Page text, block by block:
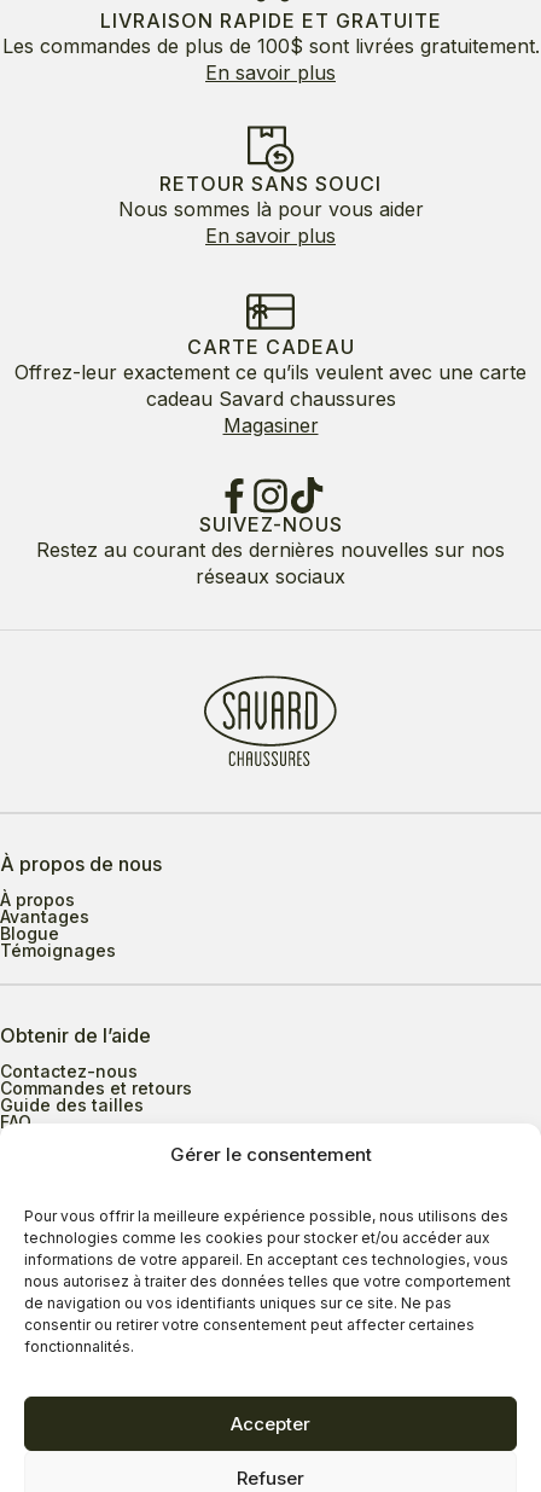
Gérer le consentement
Pour vous offrir la meilleure expérience possible, nous utilisons des
technologies comme les cookies pour stocker et/ou accéder aux
informations de votre appareil. En acceptant ces technologies, vous
nous autorisez à traiter des données telles que votre comportement
de navigation ou vos identifiants uniques sur ce site. Ne pas
consentir ou retirer votre consentement peut affecter certaines
fonctionnalités.
Accepter
Refuser
LIVRAISON RAPIDE ET GRATUITE
Les commandes de plus de 100$ sont livrées gratuitement.
En savoir plus
RETOUR SANS SOUCI
Nous sommes là pour vous aider
En savoir plus
CARTE CADEAU
Offrez-leur exactement ce qu’ils veulent avec une carte
cadeau Savard chaussures
Magasiner
SUIVEZ-NOUS
Restez au courant des dernières nouvelles sur nos
réseaux sociaux
À propos de nous
À propos
Avantages
Blogue
Témoignages
Obtenir de l’aide
Contactez-nous
Commandes et retours
Guide des tailles
FAQ
Heures d’ouverture
Lundi au mercredi
9h00 à 17h30
Jeudi
9h00 à 20h00
Vendredi
9h00 à 18h00
Dimanche
11h00 à 16h30